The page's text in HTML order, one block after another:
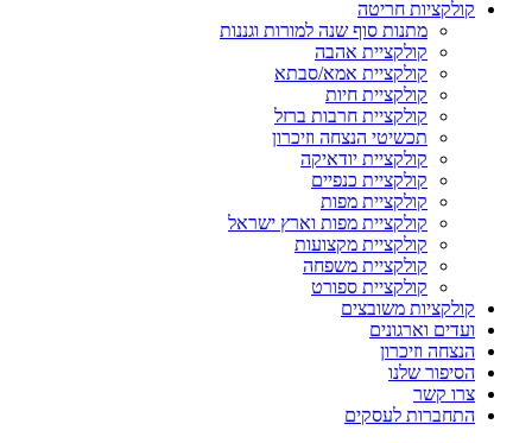
קולקציות חריטה
מתנות סוף שנה למורות וגננות
קולקציית אהבה
קולקציית אמא/סבתא
קולקציית חיות
קולקציית חרבות ברזל
תכשיטי הנצחה וזיכרון
קולקציית יודאיקה
קולקציית כנפיים
קולקציית מפות
קולקציית מפות וארץ ישראל
קולקציית מקצועות
קולקציית משפחה
קולקציית ספורט
קולקציות משובצים
ועדים וארגונים
הנצחה וזיכרון
הסיפור שלנו
צרו קשר
התחברות לעסקים